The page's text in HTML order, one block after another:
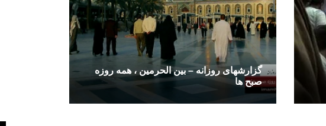
گزارشهای روزانه – بین الحرمین ، همه روزه
صبح ها